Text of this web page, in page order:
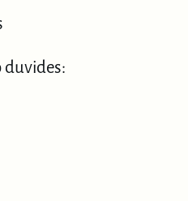
duvides: